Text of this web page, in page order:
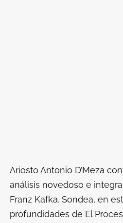
Ariosto Antonio D’Meza
análisis novedoso e
Franz Kafka. Sondea, en
profundidades de El